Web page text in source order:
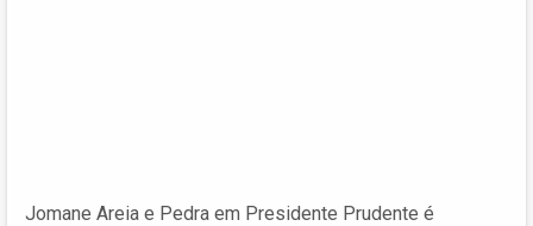
Jomane Areia e Pedra em Presidente Prudente é